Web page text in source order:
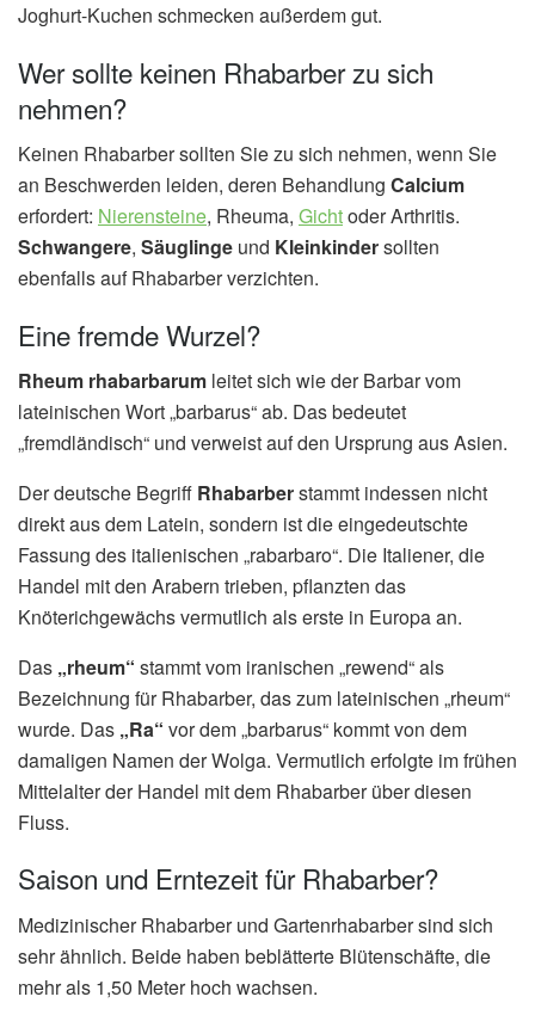
Joghurt-Kuchen schmecken außerdem gut.
Wer sollte keinen Rhabarber zu sich
nehmen?
Keinen Rhabarber sollten Sie zu sich nehmen, wenn Sie
an Beschwerden leiden, deren Behandlung Calcium
erfordert: Nierensteine, Rheuma, Gichtoder Arthritis.
Schwangere, Säuglinge und Kleinkindersollten
ebenfalls auf Rhabarber verzichten.
Eine fremde Wurzel?
Rheum rhabarbarum leitet sich wie der Barbar vom
lateinischen Wort „barbarus“ ab. Das bedeutet
„fremdländisch“ und verweist auf den Ursprung aus Asien.
Der deutsche Begriff Rhabarberstammt indessen nicht
direkt aus dem Latein, sondern ist die eingedeutschte
Fassung des italienischen „rabarbaro“. Die Italiener, die
Handel mit den Arabern trieben, pflanzten das
Knöterichgewächs vermutlich als erste in Europa an.
Das „rheum“ stammt vom iranischen „rewend“ als
Bezeichnung für Rhabarber, das zum lateinischen „rheum“
wurde. Das „Ra“ vor dem „barbarus“ kommt von dem
damaligen Namen der Wolga. Vermutlich erfolgte im frühen
Mittelalter der Handel mit dem Rhabarber über diesen
Fluss.
Saison und Erntezeit für Rhabarber?
Medizinischer Rhabarber und Gartenrhabarber sind sich
sehr ähnlich. Beide haben beblätterte Blütenschäfte, die
mehr als 1,50 Meter hoch wachsen.